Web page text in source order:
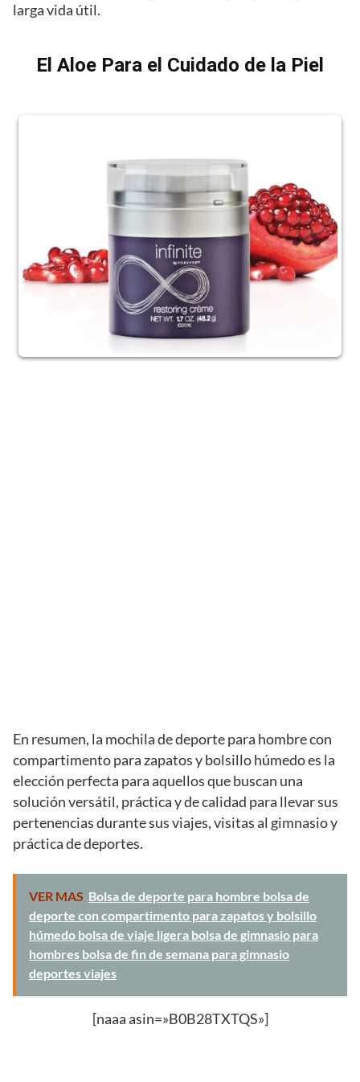
larga vida útil.
El Aloe Para el Cuidado de la Piel
En resumen, la mochila de deporte para hombre con
compartimento para zapatos y bolsillo húmedo es la
elección perfecta para aquellos que buscan una
solución versátil, práctica y de calidad para llevar sus
pertenencias durante sus viajes, visitas al gimnasio y
práctica de deportes.
VER MAS Bolsa de deporte para hombre bolsa de
deporte con compartimento para zapatos y bolsillo
húmedo bolsa de viaje ligera bolsa de gimnasio para
hombres bolsa de fin de semana para gimnasio
deportes viajes
[naaa asin=»B0B28TXTQS»]